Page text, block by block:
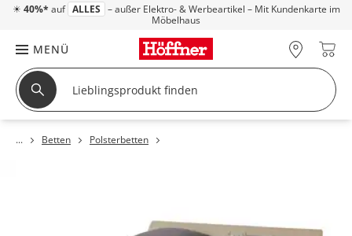
☀ 40%* auf ALLES – außer Elektro- & Werbeartikel – Mit Kundenkarte im
Möbelhaus
MENÜ
Betten Polsterbetten